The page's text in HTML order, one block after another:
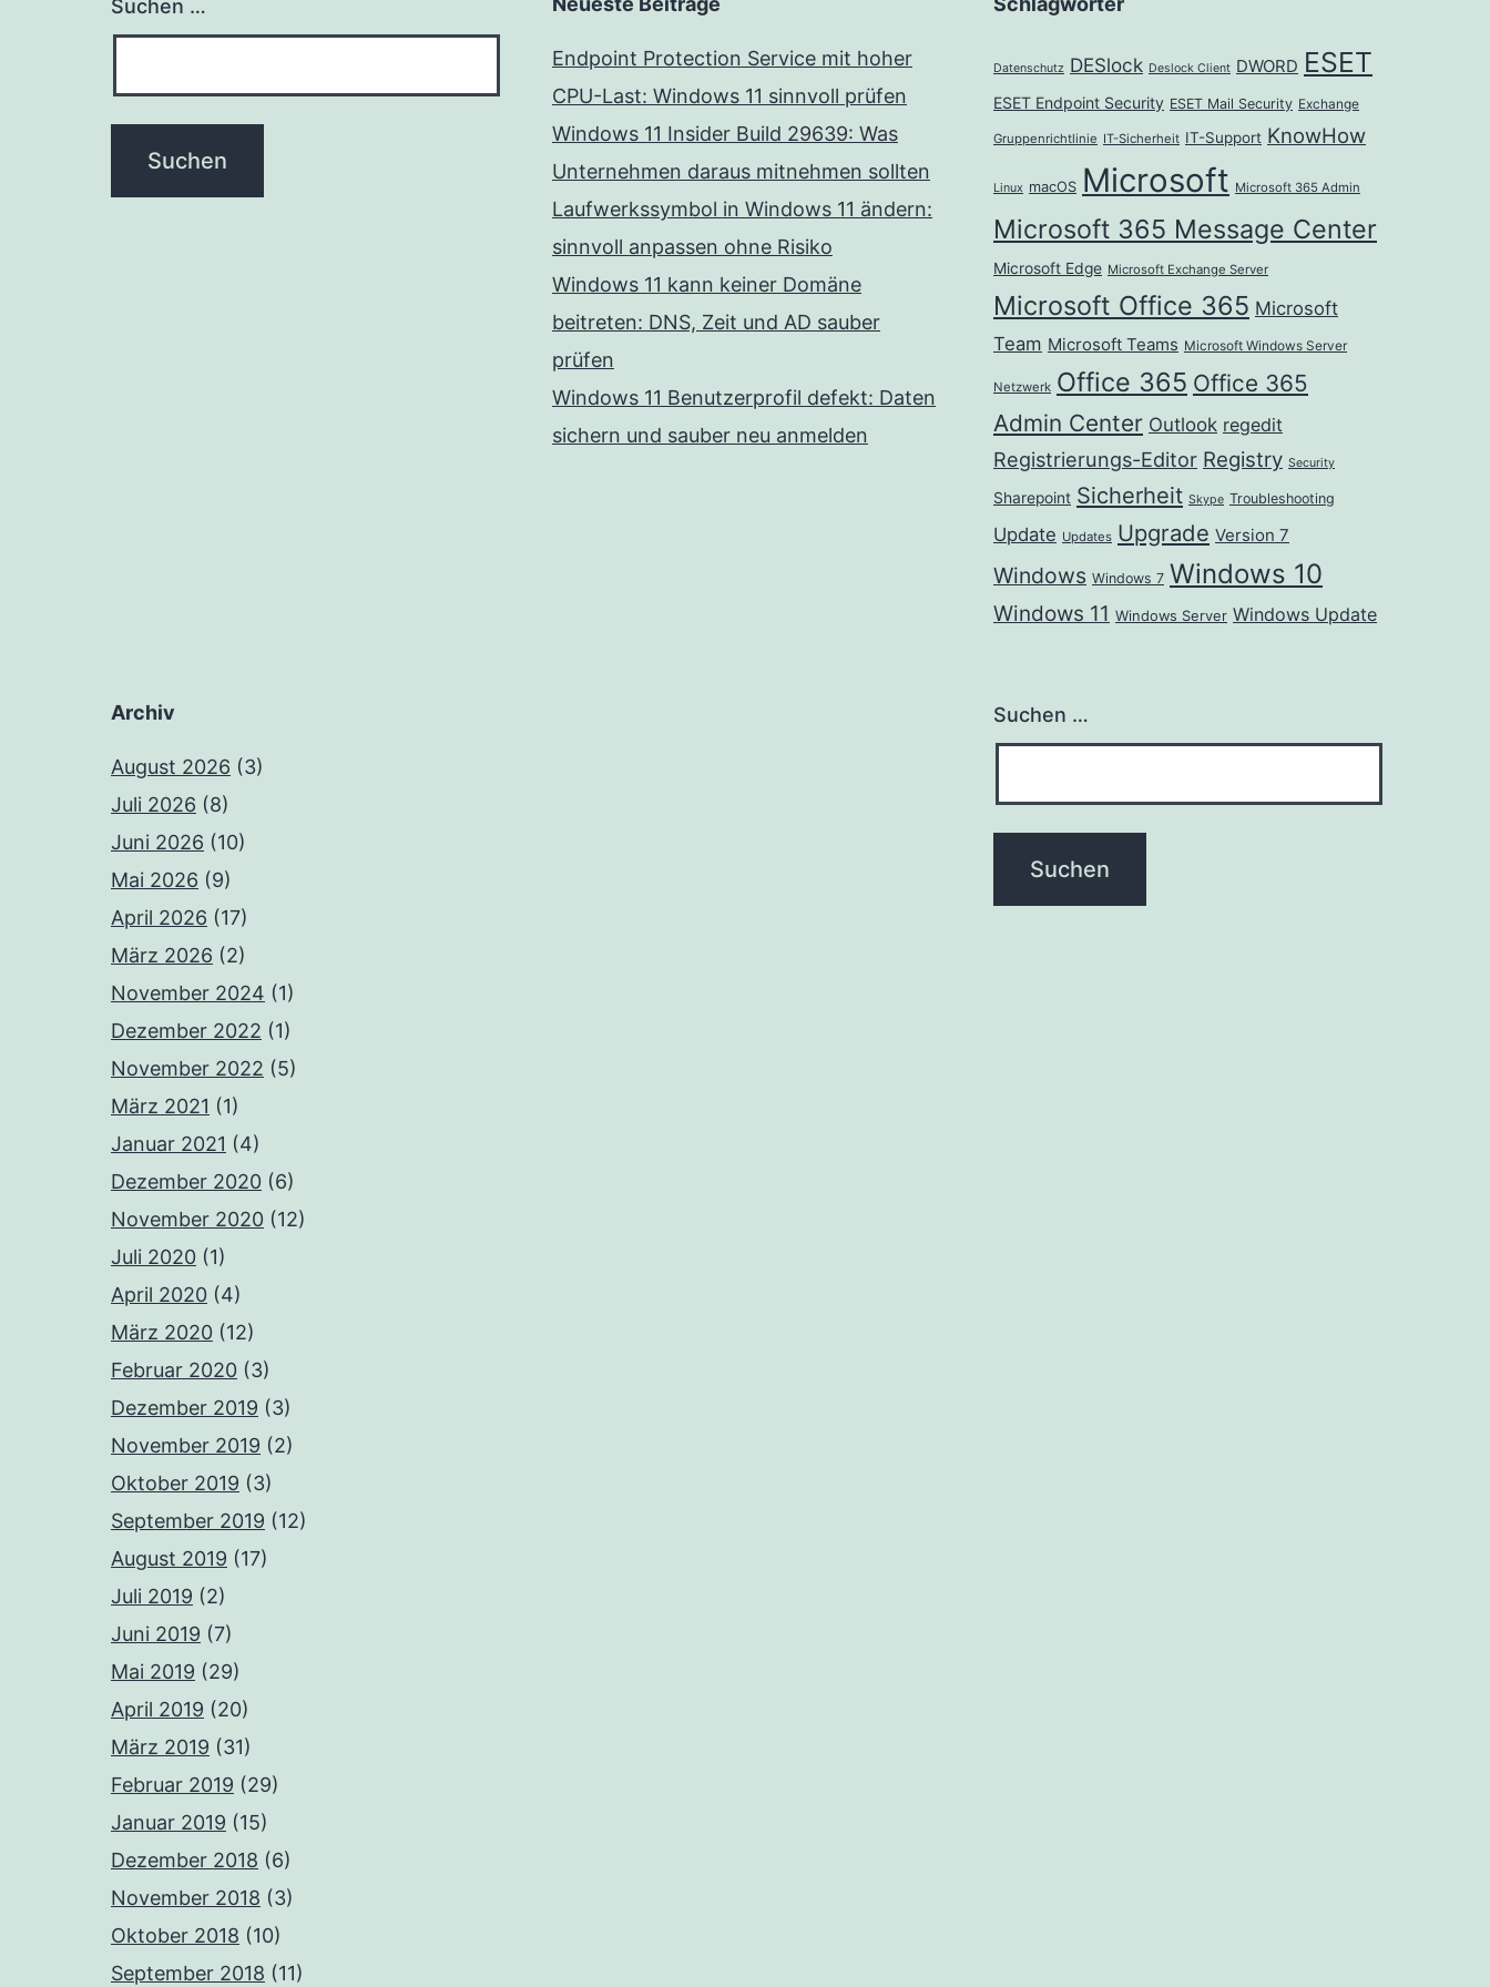
Suchen …
Endpoint Protection Service mit hoher
CPU-Last: Windows 11 sinnvoll prüfen
Windows 11 Insider Build 29639: Was
Unternehmen daraus mitnehmen sollten
Laufwerkssymbol in Windows 11 ändern:
sinnvoll anpassen ohne Risiko
Windows 11 kann keiner Domäne
beitreten: DNS, Zeit und AD sauber
prüfen
Windows 11 Benutzerprofil defekt: Daten
sichern und sauber neu anmelden
Datenschutz DESlock Deslock Client DWORD ESET
ESET Endpoint Security ESET Mail Security Exchange
Gruppenrichtlinie IT-Sicherheit IT-Support KnowHow
Linux macOS Microsoft Microsoft 365 Admin
Microsoft 365 Message Center
Microsoft Edge Microsoft Exchange Server
Microsoft Office 365 Microsoft
Team Microsoft Teams Microsoft Windows Server
Netzwerk Office 365 Office 365
Admin Center Outlook regedit
Registrierungs-Editor Registry Security
Sharepoint Sicherheit Skype Troubleshooting
Update Updates Upgrade Version 7
Windows Windows 7 Windows 10
Windows 11 Windows Server Windows Update
Archiv
August 2026 (3)
Juli 2026 (8)
Juni 2026 (10)
Mai 2026 (9)
April 2026 (17)
März 2026 (2)
November 2024 (1)
Dezember 2022 (1)
November 2022 (5)
März 2021 (1)
Januar 2021 (4)
Dezember 2020 (6)
November 2020 (12)
Juli 2020 (1)
April 2020 (4)
März 2020 (12)
Februar 2020 (3)
Dezember 2019 (3)
November 2019 (2)
Oktober 2019 (3)
September 2019 (12)
August 2019 (17)
Juli 2019 (2)
Juni 2019 (7)
Mai 2019 (29)
April 2019 (20)
März 2019 (31)
Februar 2019 (29)
Januar 2019 (15)
Dezember 2018 (6)
November 2018 (3)
Oktober 2018 (10)
September 2018 (11)
Suchen …